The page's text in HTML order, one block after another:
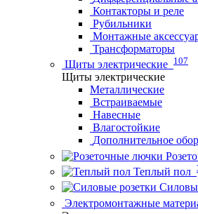
Контакторы и реле
Рубильники
Монтажные
Трансформаторы
Щиты электрические 107
Щиты электрические
Металлические
Встраиваемые
Навесные
Влагостойкие
Дополнительное
Теплый пол
Электромонтажные